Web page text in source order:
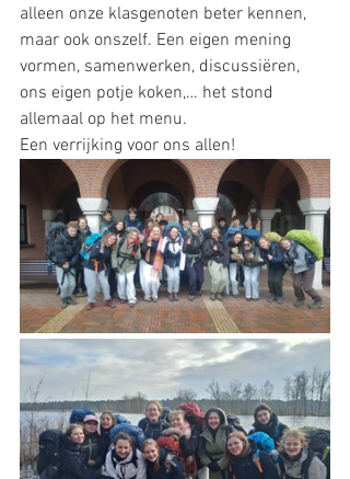
alleen onze klasgenoten beter kennen,
maar ook onszelf. Een eigen mening
vormen, samenwerken, discussiëren,
ons eigen potje koken,… het stond
allemaal op het menu.
Een verrijking voor ons allen!